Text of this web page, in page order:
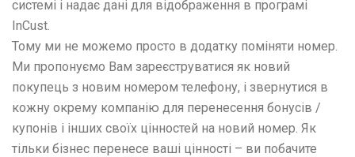
системі і надає дані для відображення в програмі
InCust.
Тому ми не можемо просто в додатку поміняти номер.
Ми пропонуємо Вам зареєструватися як новий
покупець з новим номером телефону, і звернутися в
кожну окрему компанію для перенесення бонусів /
купонів і інших своїх цінностей на новий номер. Як
тільки бізнес перенесе ваші цінності – ви побачите